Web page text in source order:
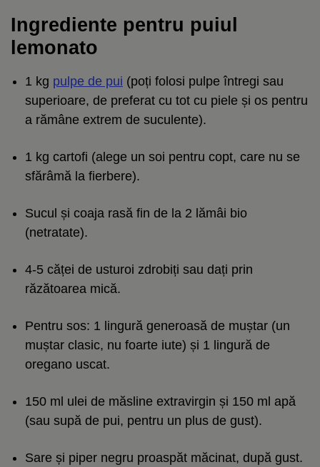
Ingrediente pentru puiul
lemonato
1 kg pulpe de pui (poți folosi pulpe întregi sau
superioare, de preferat cu tot cu piele și os pentru
a rămâne extrem de suculente).
1 kg cartofi (alege un soi pentru copt, care nu se
sfărâmă la fierbere).
Sucul și coaja rasă fin de la 2 lămâi bio
(netratate).
4-5 căței de usturoi zdrobiți sau dați prin
răzătoarea mică.
Pentru sos: 1 lingură generoasă de muștar (un
muștar clasic, nu foarte iute) și 1 lingură de
oregano uscat.
150 ml ulei de măsline extravirgin și 150 ml apă
(sau supă de pui, pentru un plus de gust).
Sare și piper negru proaspăt măcinat, după gust.